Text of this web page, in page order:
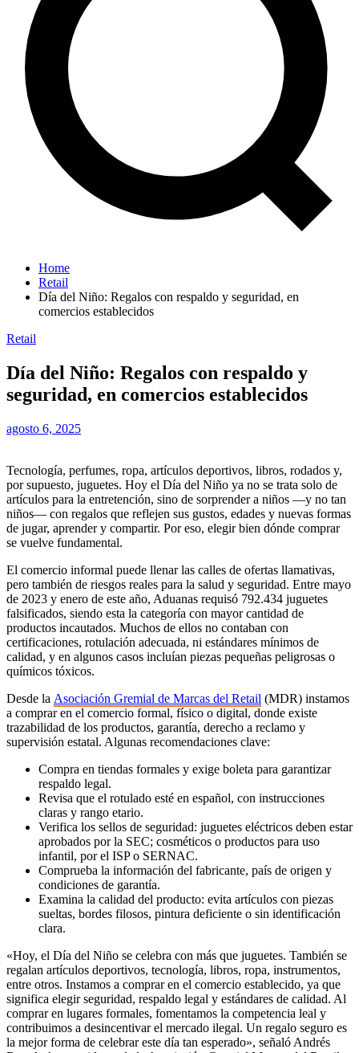
Home
Retail
Día del Niño: Regalos con respaldo y seguridad, en
comercios establecidos
Retail
Día del Niño: Regalos con respaldo y
seguridad, en comercios establecidos
agosto 6, 2025
Tecnología, perfumes, ropa, artículos deportivos, libros, rodados y,
por supuesto, juguetes. Hoy el Día del Niño ya no se trata solo de
artículos para la entretención, sino de sorprender a niños —y no tan
niños— con regalos que reflejen sus gustos, edades y nuevas formas
de jugar, aprender y compartir. Por eso, elegir bien dónde comprar
se vuelve fundamental.
El comercio informal puede llenar las calles de ofertas llamativas,
pero también de riesgos reales para la salud y seguridad. Entre mayo
de 2023 y enero de este año, Aduanas requisó 792.434 juguetes
falsificados, siendo esta la categoría con mayor cantidad de
productos incautados. Muchos de ellos no contaban con
certificaciones, rotulación adecuada, ni estándares mínimos de
calidad, y en algunos casos incluían piezas pequeñas peligrosas o
químicos tóxicos.
Desde la Asociación Gremial de Marcas del Retail (MDR) instamos
a comprar en el comercio formal, físico o digital, donde existe
trazabilidad de los productos, garantía, derecho a reclamo y
supervisión estatal. Algunas recomendaciones clave:
Compra en tiendas formales y exige boleta para garantizar
respaldo legal.
Revisa que el rotulado esté en español, con instrucciones
claras y rango etario.
Verifica los sellos de seguridad: juguetes eléctricos deben estar
aprobados por la SEC; cosméticos o productos para uso
infantil, por el ISP o SERNAC.
Comprueba la información del fabricante, país de origen y
condiciones de garantía.
Examina la calidad del producto: evita artículos con piezas
sueltas, bordes filosos, pintura deficiente o sin identificación
clara.
«Hoy, el Día del Niño se celebra con más que juguetes. También se
regalan artículos deportivos, tecnología, libros, ropa, instrumentos,
entre otros. Instamos a comprar en el comercio establecido, ya que
significa elegir seguridad, respaldo legal y estándares de calidad. Al
comprar en lugares formales, fomentamos la competencia leal y
contribuimos a desincentivar el mercado ilegal. Un regalo seguro es
la mejor forma de celebrar este día tan esperado», señaló Andrés